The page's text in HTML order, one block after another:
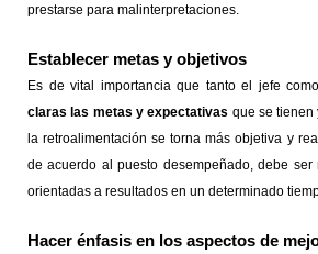
prestarse para malinterpretaciones.
Establecer metas y objetivos
Es de vital importancia que tanto el jefe
claras las metas y expectativas que se tienen
la retroalimentación se torna más objetiva y
de acuerdo al puesto desempeñado, debe ser
orientadas a resultados en un determinado
Hacer énfasis en los aspectos de